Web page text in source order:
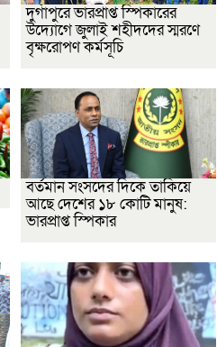
দুর্গাপুরে ভারপ্রাপ্ত স্পিকারের
উদ্যোগে জুলাই শহীদদের স্মরণে
বৃক্ষরোপণ কর্মসূচি
বর্তমান সংসদের দিকে তাকিয়ে
আছে দেশের ১৮ কোটি মানুষ:
ভারপ্রাপ্ত স্পিকার